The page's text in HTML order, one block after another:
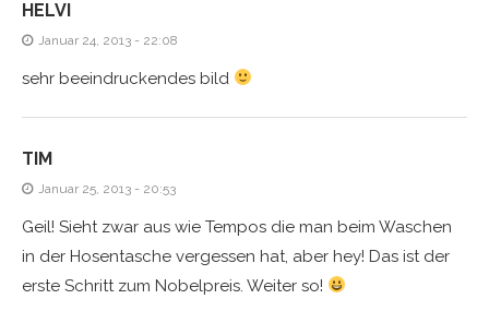
HELVI
Januar 24, 2013 - 22:08
sehr beeindruckendes bild
TIM
Januar 25, 2013 - 20:53
Geil! Sieht zwar aus wie Tempos die man beim Waschen
in der Hosentasche vergessen hat, aber hey! Das ist der
erste Schritt zum Nobelpreis. Weiter so!